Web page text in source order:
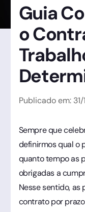
Guia
o
Publicado em: 31/
Sempre que
definirmos qual o
quanto tempo as
obrigadas a
Nesse sentido,
contrato por